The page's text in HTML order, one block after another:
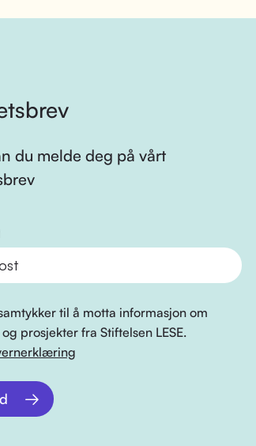
du melde deg på vårt
til å motta informasjon om
prosjekter fra Stiftelsen LESE.